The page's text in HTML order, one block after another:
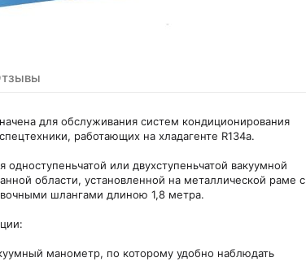
для обслуживания систем кондиционирования
работающих на хладагенте R134a.
или двухступеньчатой вакуумной
области, установленной на металлической раме с
шлангами длиною 1,8 метра.
манометр, по которому удобно наблюдать